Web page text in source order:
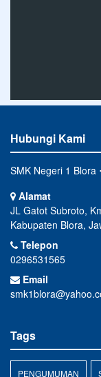
Hubungi Kami
SMK Negeri 1 Blora
Alamat
JL Gatot Subroto,
Kabupaten Blora,
Telepon
0296531565
Email
Tags
PENGUMUMAN